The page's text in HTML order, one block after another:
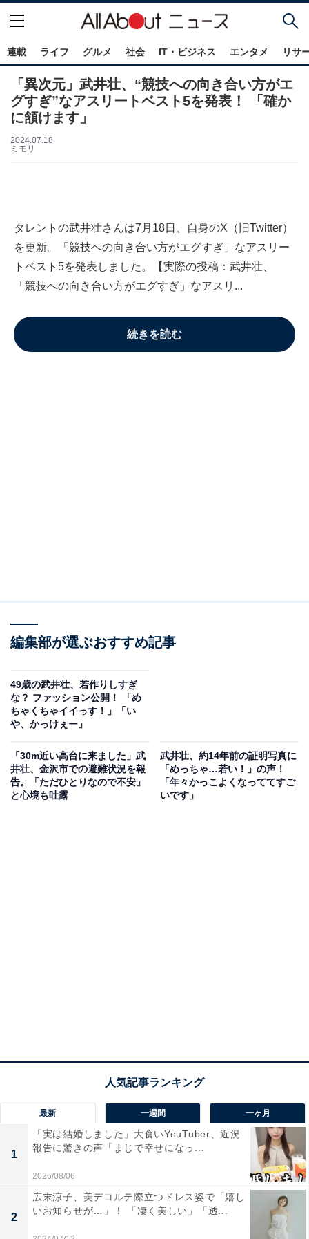
連載 ライフ グルメ 社会 IT・ビジネス エンタメ リサ
「異次元」武井壮、“競技への向き合い方がエ
グすぎ”なアスリートベスト5を発表！ 「確か
に頷けます」
2024.07.18
ミモリ
タレントの武井壮さんは7月18日、自身のX（旧Twitter）
を更新。「競技への向き合い方がエグすぎ」なアスリー
トベスト5を発表しました。【実際の投稿：武井壮、
「競技への向き合い方がエグすぎ」なアスリ...
続きを読む
編集部が選ぶおすすめ記事
49歳の武井壮、若作りしすぎ
な？ ファッション公開！ 「め
ちゃくちゃイイっす！」「い
や、かっけぇー」
「30m近い高台に来ました」武
井壮、金沢市での避難状況を報
告。「ただひとりなので不安」
と心境も吐露
武井壮、約14年前の証明写真に
「めっちゃ…若い！」の声！
「年々かっこよくなっててすご
いです」
最新 一週間 一ヶ月
1
「実は結婚しました」大食いYouTuber、近況
報告に驚きの声「まじで幸せになっ...
2026/08/06
2
広末涼子、美デコルテ際立つドレス姿で「嬉し
いお知らせが…」！ 「凄く美しい」「透...